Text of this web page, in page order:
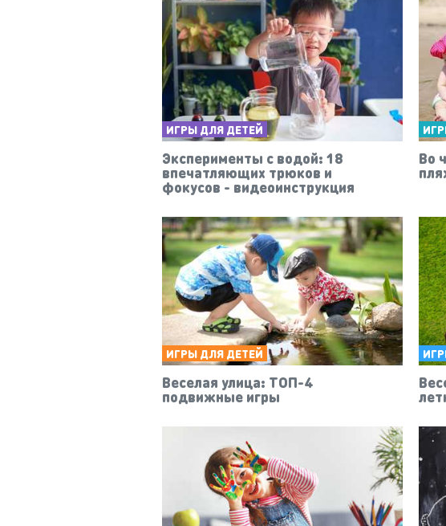
ИГРЫ ДЛЯ ДЕТЕЙ
Эксперименты с водой: 18
впечатляющих трюков и
фокусов - видеоинструкция
Во
ИГРЫ ДЛЯ ДЕТЕЙ
Веселая улица: ТОП-4
подвижные игры